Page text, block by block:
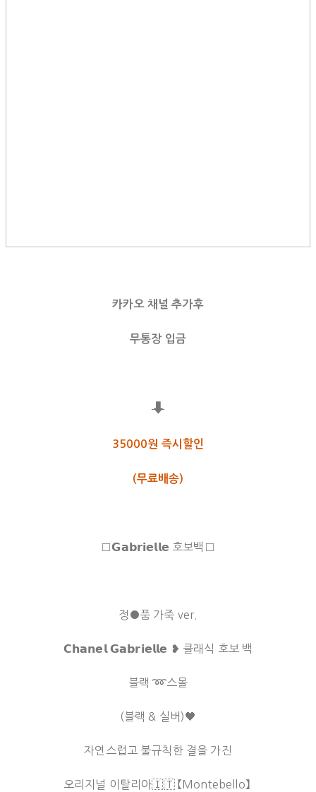
카카오 채널 추가후
무통장 입금
⬇
35000원 즉시할인
(무료배송)
□𝗚𝗮𝗯𝗿𝗶𝗲𝗹𝗹𝗲 호보백□
정●품 가죽 ver.
𝗖𝗵𝗮𝗻𝗲𝗹 𝗚𝗮𝗯𝗿𝗶𝗲𝗹𝗹𝗲 ❥ 클래식 호보 백
블랙 ➿스몰
(블랙 & 실버)🖤
자연스럽고 불규칙한 결을 가진
오리지널 이탈리아🇮🇹 【Montebello】